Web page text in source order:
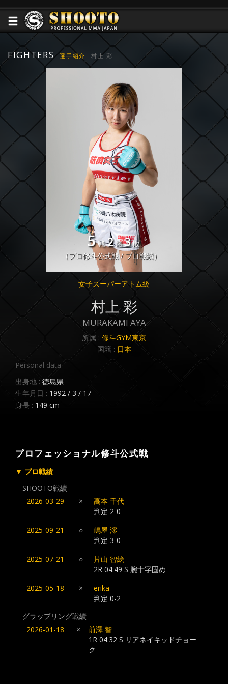
FIGHTERS 選手紹介 村上 彩
5 戦 2 勝 3 敗
（プロ修斗公式戦 / プロ戦績）
女子スーパーアトム級
村上 彩
MURAKAMI AYA
所属 : 修斗GYM東京
国籍 : 日本
Personal data
出身地 : 徳島県
生年月日 : 1992 / 3 / 17
身長 : 149 cm
プロフェッショナル修斗公式戦
▼ プロ戦績
SHOOTO戦績
2026-03-29
×
高本 千代
判定 2-0
2025-09-21
○
嶋屋 澪
判定 3-0
2025-07-21
○
片山 智絵
2R 04:49 S 腕十字固め
2025-05-18
×
erika
判定 0-2
グラップリング戦績
2026-01-18
×
前澤 智
1R 04:32 S リアネイキッドチョー
ク